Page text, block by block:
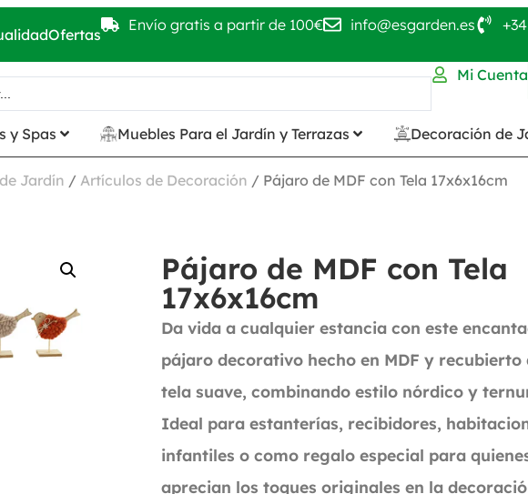
Ofertas
Envío gratis a partir de 100€ info@esgarden.es
Mi Cuenta
y Spas Muebles Para el Jardín y Terrazas Decoración de
Jardín / Artículos de Decoración / Pájaro de MDF con Tela 17x6x16cm
Pájaro de MDF con Tela
17x6x16cm
Da vida a cualquier estancia con este
pájaro decorativo hecho en MDF y recubierto
tela suave, combinando estilo nórdico y
Ideal para estanterías, recibidores,
infantiles o como regalo especial para
aprecian los toques originales en la